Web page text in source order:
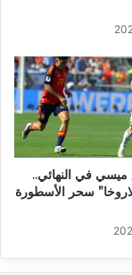
ميسي في النهائي..
سحر الأسطورة